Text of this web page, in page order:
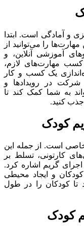
و آمادگی است. ابتدا
مهارت‌ها را می‌توانید از
آموزشی آنلاین، و
مهارت‌های لازم،
یک کسب و کار
شرکت در رویدادها و
به شما کمک کند تا
کنید.
کودک
است. از جمله این
کارتونی، تسلط بر
گریم اشاره کرد.
کودکان و ایجاد محیطی
تا کودکان را در طول
کودک